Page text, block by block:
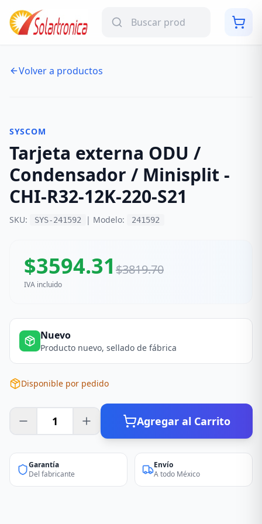
Volver a productos
SYSCOM
Tarjeta externa ODU /
Condensador / Minisplit -
CHI-R32-12K-220-S21
SKU: SYS-241592 | Modelo: 241592
$3594.31 $3819.70
IVA incluido
Nuevo
Producto nuevo, sellado de fábrica
Disponible por pedido
Agregar al Carrito
Garantía
Del fabricante
Envío
A todo México